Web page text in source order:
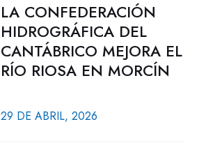
LA CONFEDERACIÓN
HIDROGRÁFICA DEL
CANTÁBRICO MEJORA EL
RÍO RIOSA EN MORCÍN
29 DE ABRIL, 2026